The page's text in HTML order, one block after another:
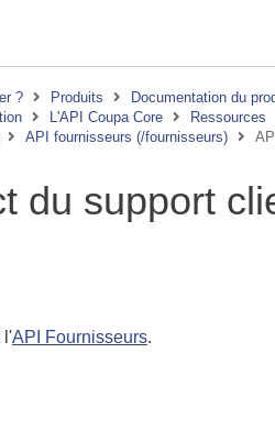
? Produits
Documentation du
L'API Coupa Core
Ressources
API fournisseurs (/fournisseurs)
du support
l'API Fournisseurs.